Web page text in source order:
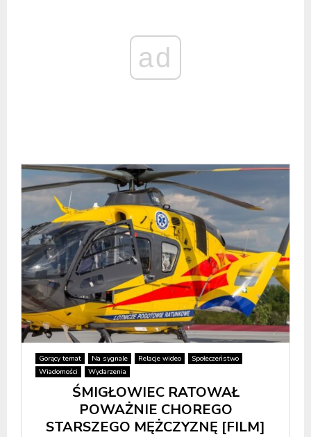
ad
Gorący temat Na sygnale Relacje wideo
Społeczeństwo
Wiadomości
Wydarzenia
ŚMIGŁOWIEC RATOWAŁ
POWAŻNIE CHOREGO
STARSZEGO MĘŻCZYZNĘ [FILM]